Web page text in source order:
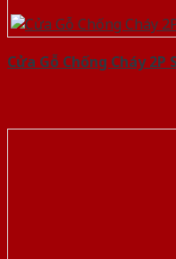
Cửa Gỗ Chống Cháy 2P